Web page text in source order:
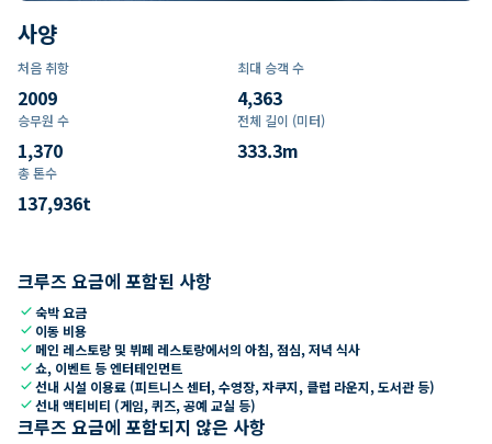
사양
처음 취항
2009
최대 승객 수
4,363
승무원 수
1,370
전체 길이 (미터)
333.3m
총 톤수
137,936t
크루즈 요금에 포함된 사항
check숙박 요금
check 이동 비용
check 메인 레스토랑 및 뷔페 레스토랑에서의 아침, 점심, 저녁 식사
check쇼, 이벤트 등 엔터테인먼트
check선내 시설 이용료 (피트니스 센터, 수영장, 자쿠지, 클럽 라운지, 도서관 등)
check선내 액티비티 (게임, 퀴즈, 공예 교실 등)
크루즈 요금에 포함되지 않은 사항